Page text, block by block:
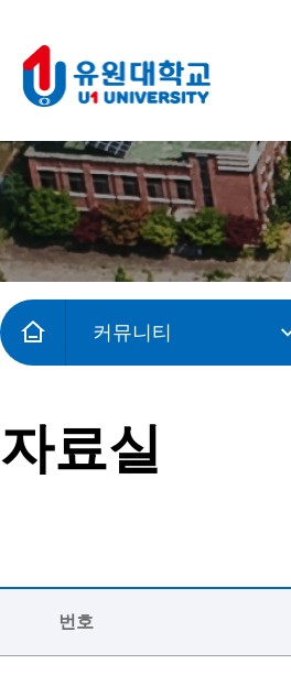
커뮤니티
자료실
번호